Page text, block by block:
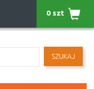
SZUKAJ
0 szt